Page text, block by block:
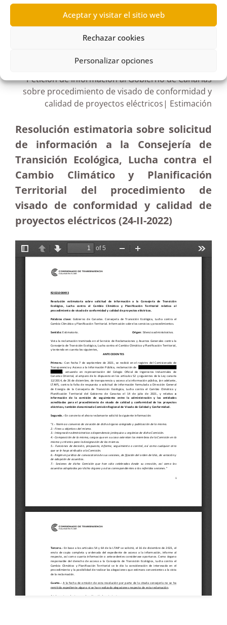
Aceptar y visitar el sitio web
Rechazar cookies
Personalizar opciones
Petición de información al Gobierno de Canarias
sobre procedimiento de visado de conformidad y
calidad de proyectos eléctricos| Estimación
Resolución estimatoria sobre solicitud
de información a la Consejería de
Transición Ecológica, Lucha contra el
Cambio Climático y Planificación
Territorial del procedimiento de
visado de conformidad y calidad de
proyectos eléctricos (24-II-2022)